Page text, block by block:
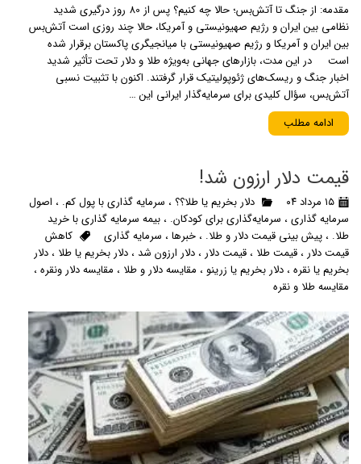
مقدمه: از جنگ تا آتش‌بس؛ حالا چه کنیم؟ پس از 80 روز درگیری شدید
نظامی بین ایران و رژیم صهیونیستی و آمریکا، حالا چند روزی است آتش‌بس
بین ایران و آمریکا و رژیم صهیونیستی با میانجیگری پاکستان برقرار شده
است در این مدت، بازارهای جهانی به‌ویژه طلا و دلار تحت تأثیر شدید
اخبار جنگ و ریسک‌های ژئوپولیتیک قرار گرفتند. اکنون با تثبیت نسبی
آتش‌بس، سؤال کلیدی برای سرمایه‌گذار ایرانی این …
ادامه مطلب
قیمت دلار ارزون شد!
۱۵ مرداد ۰۴ دلار بخریم یا طلا؟؟، سرمایه گذاری با پول کم. ، اصول
سرمایه گذاری، سرمایه‌گذاری برای کودکان. ، بیمه سرمایه گذاری با خرید
طلا. ، پیش بینی قیمت دلار و طلا. ، خبرها، سرمایه گذاری
کاهش
قیمت دلار ، قیمت طلا ، قیمت دلار ، دلار ارزون شد ، دلار بخریم یا طلا ، دلار
بخریم یا نقره، دلار بخریم یا زرینو ، مقایسه دلار و طلا ، مقایسه دلار ونقره،
مقایسه طلا و نقره